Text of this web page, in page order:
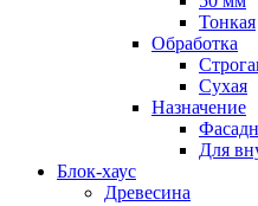
Тонкая
Обработка
Сухая
Назначение
Для
Блок-хаус
Древесина